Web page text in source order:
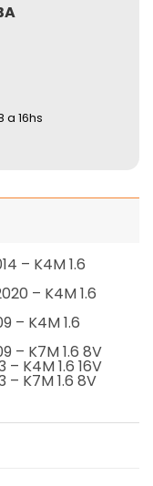
16hs
– K4M 1.6
– K4M 1.6
– K4M 1.6
– K7M 1.6 8V
– K4M 1.6 16V
– K7M 1.6 8V